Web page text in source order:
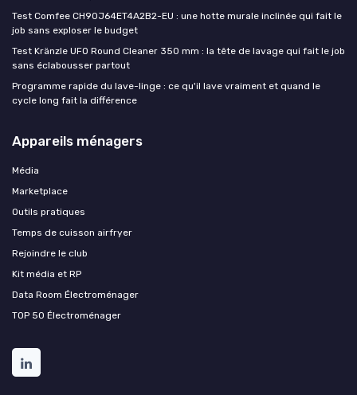
Test Comfee CH90J64ET4A2B2-EU : une hotte murale inclinée qui fait le
job sans exploser le budget
Test Kränzle UFO Round Cleaner 350 mm : la tête de lavage qui fait le job
sans éclabousser partout
Programme rapide du lave-linge : ce qu'il lave vraiment et quand le
cycle long fait la différence
Appareils ménagers
Média
Marketplace
Outils pratiques
Temps de cuisson airfryer
Rejoindre le club
Kit média et RP
Data Room Électroménager
TOP 50 Électroménager